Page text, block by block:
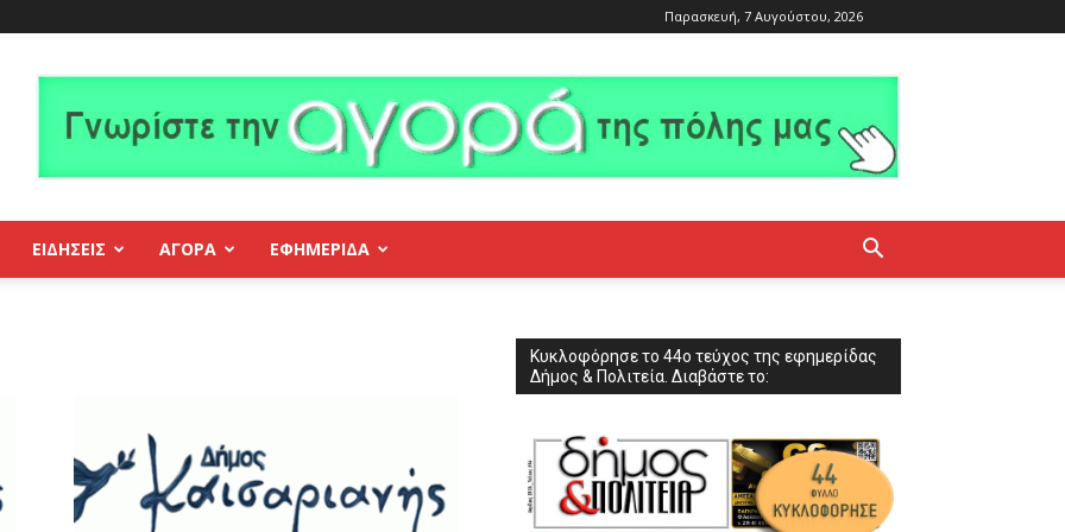
Παρασκευή, 7 Αυγούστου, 2026
ΕΙΔΗΣΕΙΣ ΑΓΟΡΑ ΕΦΗΜΕΡΊΔΑ
Κυκλοφόρησε το 44ο τεύχος της εφημερίδας
Δήμος & Πολιτεία. Διαβάστε το: